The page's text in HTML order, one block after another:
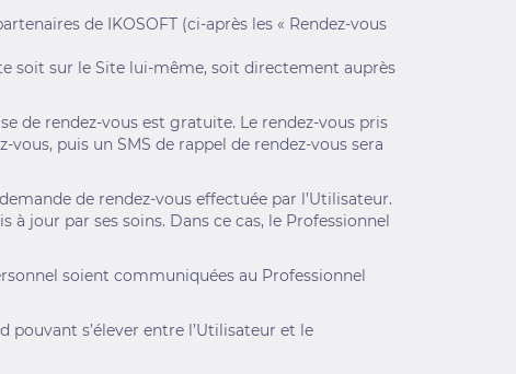
de IKOSOFT (ci-après les « Rendez-vous
soit sur le Site lui-même, soit directement auprès
de rendez-vous est gratuite. Le rendez-vous pris
puis un SMS de rappel de rendez-vous sera
de rendez-vous effectuée par l’Utilisateur.
jour par ses soins. Dans ce cas, le Professionnel
soient communiquées au Professionnel
pouvant s’élever entre l’Utilisateur et le